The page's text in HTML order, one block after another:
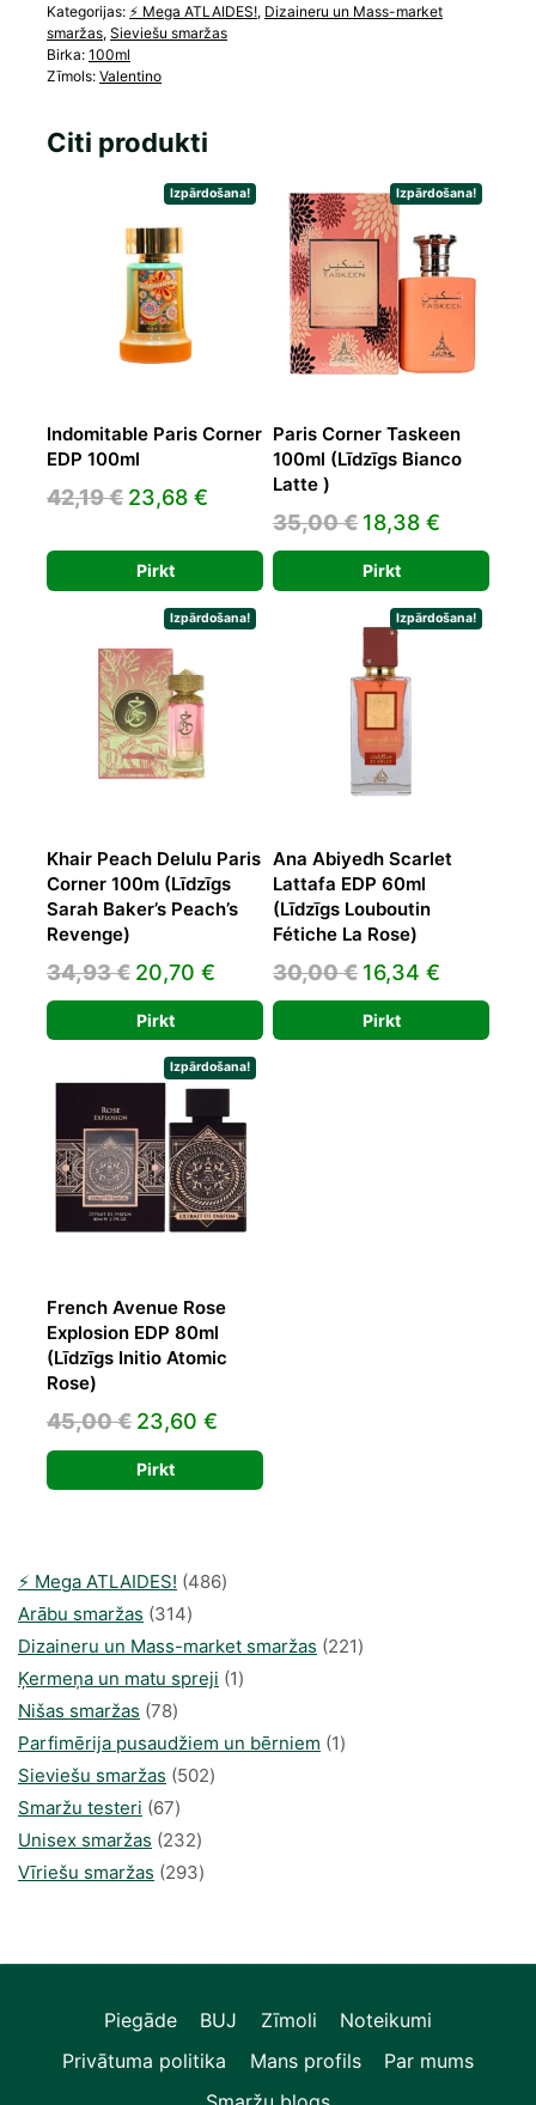
Kategorijas: ⚡️ Mega ATLAIDES!, Dizaineru un Mass-market
smaržas, Sieviešu smaržas
Birka: 100ml
Zīmols: Valentino
Citi produkti
Izpārdošana!
Indomitable Paris Corner
EDP 100ml
42,19€ Original
was:
42,19 €.
23,68 € Current
23,68 €.
Pirkt
Izpārdošana!
Paris Corner Taskeen
100ml (Līdzīgs Bianco
Latte )
35,00€ Original
price
was:
35,00 €.
18,38 €
price
is:
18,38 €.
Pirkt
Izpārdošana!
Khair Peach Delulu Paris
Corner 100m (Līdzīgs
Sarah Baker’s Peach’s
Revenge)
34,93€ Original
price
was:
34,93 €.
20,70 € Current
price
is:
20,70 €.
Pirkt
Izpārdošana!
Ana Abiyedh Scarlet
Lattafa EDP 60ml
(Līdzīgs Louboutin
Fétiche La Rose)
30,00€ Original
price
was:
16,34 €
price
is:
Pirkt
Izpārdošana!
French Avenue Rose
Explosion EDP 80ml
(Līdzīgs Initio Atomic
Rose)
45,00€ Original
price
was:
23,60 €
price
is:
Pirkt
⚡️ Mega ATLAIDES! 486486
Arābu smaržas 314314
produkti
Dizaineru un Mass-market smaržas 221221
Ķermeņa un matu spreji 11
Nišas smaržas 7878
produkts
Parfimērija pusaudžiem un bērniem 11
Sieviešu smaržas 502502
Smaržu testeri 6767
produkts
Unisex smaržas 232232
produkts
Vīriešu smaržas 293293
Piegāde BUJ Zīmoli
Noteikumi
Privātuma politika
Mans profils
Par mums